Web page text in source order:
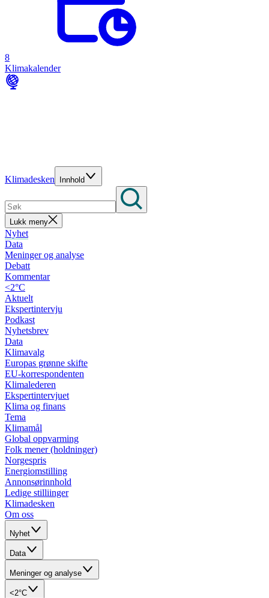
8
Klimakalender
Klimadesken Innhold
Lukk meny
Nyhet
Data
Meninger og analyse
Debatt
Kommentar
<2°C
Aktuelt
Ekspertintervju
Podkast
Nyhetsbrev
Data
Klimavalg
Europas grønne skifte
EU-korrespondenten
Klimalederen
Ekspertintervjuet
Klima og finans
Tema
Klimamål
Global oppvarming
Folk mener (holdninger)
Norgespris
Energiomstilling
Annonsørinnhold
Ledige stilliinger
Klimadesken
Om oss
Nyhet
Data
Meninger og analyse
<2°C